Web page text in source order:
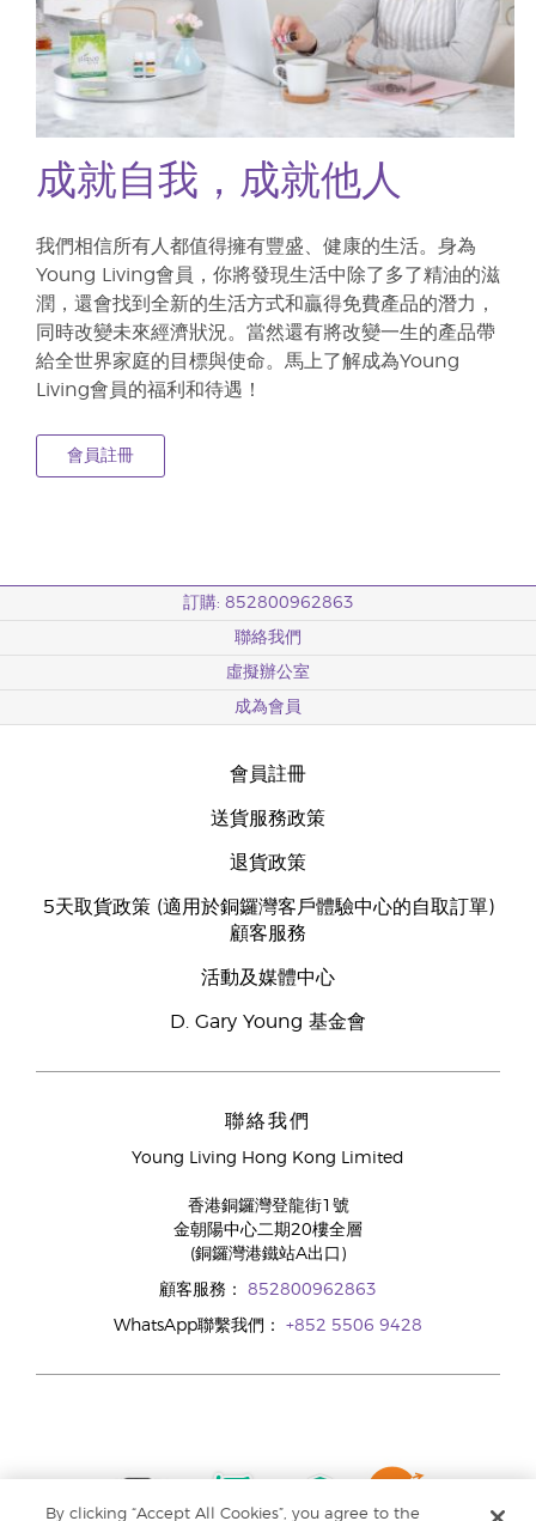
成就自我，成就他人
我們相信所有人都值得擁有豐盛、健康的生活。身為
Young Living會員，你將發現生活中除了多了精油的滋
潤，還會找到全新的生活方式和贏得免費產品的潛力，
同時改變未來經濟狀況。當然還有將改變一生的產品帶
給全世界家庭的目標與使命。馬上了解成為Young
Living會員的福利和待遇！
會員註冊
訂購: 852800962863
聯絡我們
虛擬辦公室
成為會員
會員註冊
送貨服務政策
退貨政策
5天取貨政策 (適用於銅鑼灣客戶體驗中心的自取訂單)
顧客服務
活動及媒體中心
D. Gary Young 基金會
聯絡我們
Young Living Hong Kong Limited
香港銅鑼灣登龍街1號
金朝陽中心二期20樓全層
(銅鑼灣港鐵站A出口)
顧客服務： 852800962863
WhatsApp聯繫我們： +852 5506 9428
By clicking “Accept All Cookies”, you agree to the